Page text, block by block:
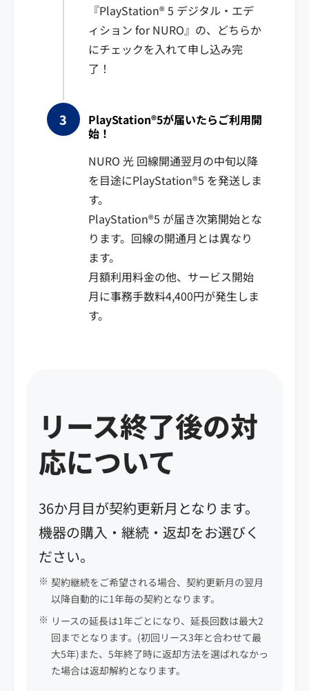
『PlayStation® 5 デジタル・エデ
ィション for NURO』の、どちらか
にチェックを入れて申し込み完
了！
PlayStation®5が届いたらご利用開
始！
NURO 光 回線開通翌月の中旬以降
を目途にPlayStation®5 を発送しま
す。
PlayStation®5 が届き次第開始とな
ります。回線の開通月とは異なり
ます。
月額利用料金の他、サービス開始
月に事務手数料4,400円が発生しま
す。
リース終了後の対
応について
36か月目が契約更新月となります。
機器の購入・継続・返却をお選びく
ださい。
契約継続をご希望される場合、契約更新月の翌月
以降自動的に1年毎の契約となります。
リースの延長は1年ごとになり、延長回数は最大2
回までとなります。(初回リース3年と合わせて最
大5年)また、5年終了時に返却方法を選ばれなかっ
た場合は返却解約となります。